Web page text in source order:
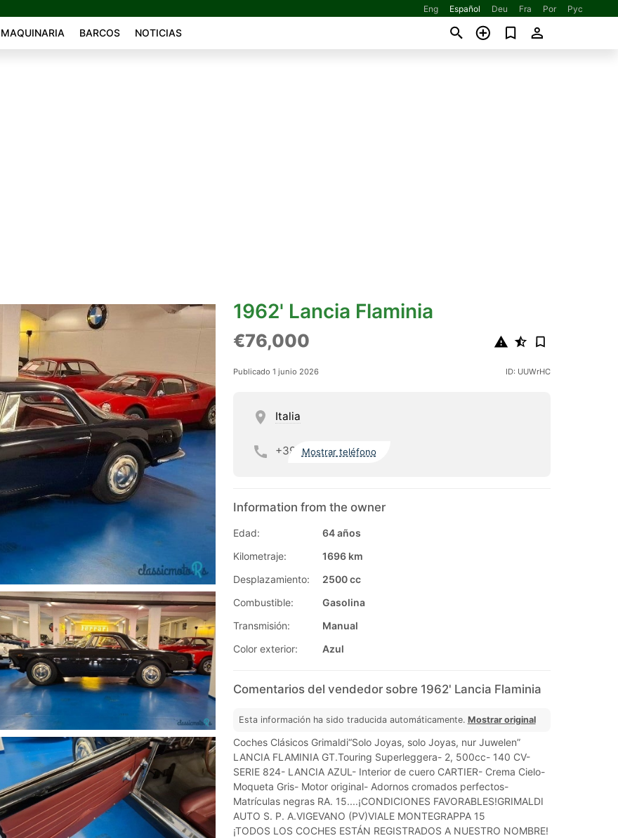
Eng Español Deu Fra Por Рус
MAQUINARIA BARCOS NOTICIAS
1962' Lancia Flaminia
€76,000
Publicado 1 junio 2026 ID: UUWrHC
Italia
+39 Mostrar teléfono
Information from the owner
Edad:
64 años
Kilometraje:
1696 km
Desplazamiento:
2500 cc
Combustible:
Gasolina
Transmisión:
Manual
Color exterior:
Azul
Comentarios del vendedor sobre 1962' Lancia Flaminia
Esta información ha sido traducida automáticamente. Mostrar original
Coches Clásicos Grimaldi“Solo Joyas, solo Joyas, nur Juwelen”
LANCIA FLAMINIA GT.Touring Superleggera- 2, 500cc- 140 CV-
SERIE 824- LANCIA AZUL- Interior de cuero CARTIER- Crema Cielo-
Moqueta Gris- Motor original- Adornos cromados perfectos-
Matrículas negras RA. 15....¡CONDICIONES FAVORABLES!GRIMALDI
AUTO S. P. A.VIGEVANO (PV)VIALE MONTEGRAPPA 15
¡TODOS LOS COCHES ESTÁN REGISTRADOS A NUESTRO NOMBRE!